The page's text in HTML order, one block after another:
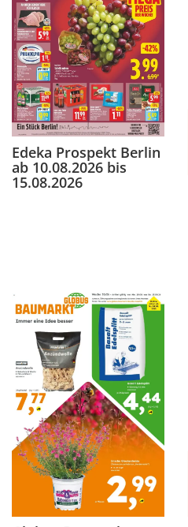
Edeka Prospekt Berlin
ab 10.08.2026 bis
15.08.2026